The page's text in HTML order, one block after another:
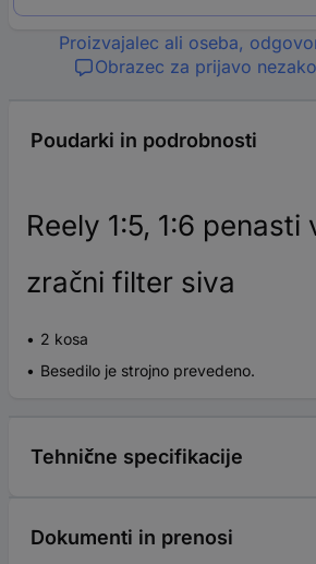
Proizvajalec ali oseba,
Obrazec za prijavo
Poudarki in podrobnosti
Reely 1:5, 1:6 penasti
zračni filter siva
2 kosa
Besedilo je strojno prevedeno.
Tehnične specifikacije
Dokumenti in prenosi